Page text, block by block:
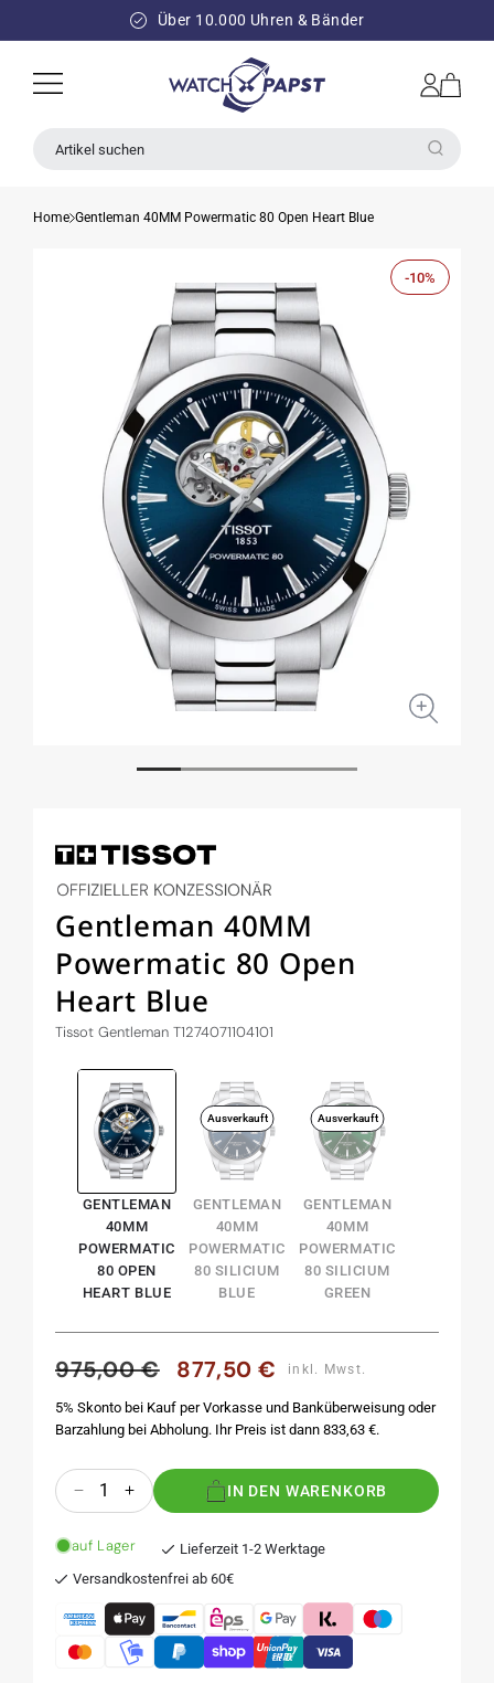
INHALT
Über 10.000 Uhren & Bänder
Einloggen
Warenkorb
Artikel suchen
Home Gentleman 40MM Powermatic 80 Open Heart Blue
-10%
Gentleman 40MM
Powermatic 80 Open
Heart Blue
Tissot Gentleman T1274071104101
GENTLEMAN
40MM
POWERMATIC
80 OPEN
HEART BLUE
Ausverkauft
GENTLEMAN
40MM
POWERMATIC
80 SILICIUM
BLUE
Ausverkauft
GENTLEMAN
40MM
POWERMATIC
80 SILICIUM
GREEN
Normaler
975,00 € Verkaufspreis
877,50 € inkl. Mwst.
5% Skonto bei Kauf per Vorkasse und Banküberweisung oder
Barzahlung bei Abholung. Ihr Preis ist dann 833,63 €.
Anzahl
Verringere
Menge
für
40MM
Powermatic
80
Erhöhe
Menge
für
40MM
Powermatic
80
IN DEN WARENKORB
auf Lager
Lieferzeit 1-2 Werktage
Versandkostenfrei ab 60€